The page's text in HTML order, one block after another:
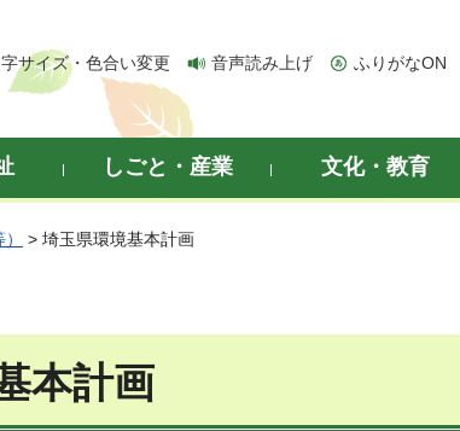
サイズ・色合い変更 音声読み上げ ふりがなON
しごと・産業 文化・教育
> 埼玉県環境基本計画
本計画